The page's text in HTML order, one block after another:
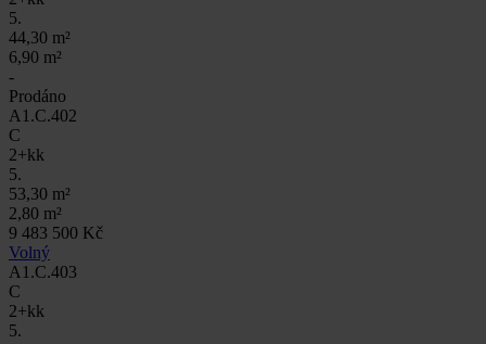
5.
44,30 m²
6,90 m²
-
Prodáno
A1.C.402
C
2+kk
5.
53,30 m²
2,80 m²
9 483 500 Kč
Volný
A1.C.403
C
2+kk
5.